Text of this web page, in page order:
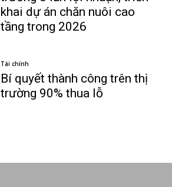
khai dự án chăn nuôi cao
tầng trong 2026
Tài chính
Bí quyết thành công trên thị
trường 90% thua lỗ